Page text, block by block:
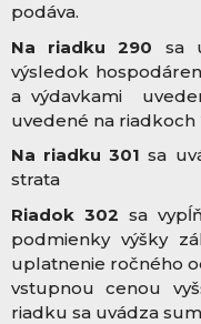
podáva.
Na riadku 290 sa
výsledok
a výdavkami
uvedené na riadkoch
Na riadku 301sa
strata
Riadok 302 sa
podmienky výšky
uplatnenie ročného
vstupnou cenou
riadku sa uvádza